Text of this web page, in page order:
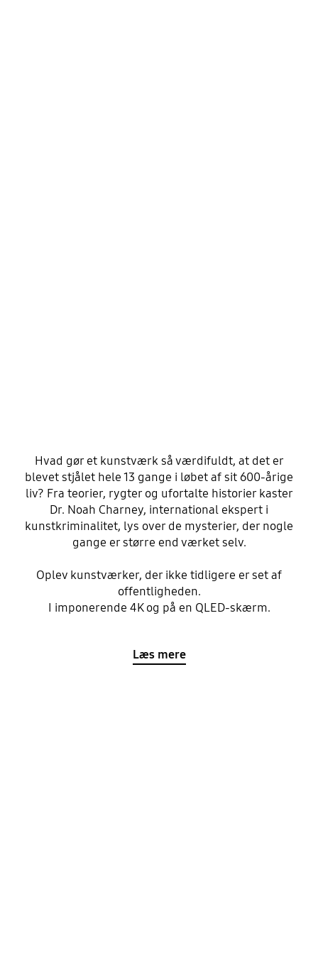
Hvad gør et kunstværk så værdifuldt, at det er
blevet stjålet hele 13 gange i løbet af sit 600-årige
liv? Fra teorier, rygter og ufortalte historier kaster
Dr. Noah Charney, international ekspert i
kunstkriminalitet, lys over de mysterier, der nogle
gange er større end værket selv.
Oplev kunstværker, der ikke tidligere er set af
offentligheden.
I imponerende 4K og på en QLED-skærm.
Læs mere